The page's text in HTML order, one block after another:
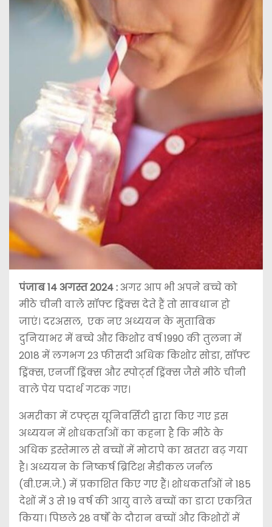
पंजाब 14 अगस्त 2024 :अगर आप भी अपने बच्चे को
मीठे चीनी वाले सॉफ्ट ड्रिंक्स देते हैं तो सावधान हो
जाएं। दरअसल, एक नए अध्ययन के मुताबिक
दुनियाभर में बच्चे और किशोर वर्ष 1990 की तुलना में
2018 में लगभग 23 फीसदी अधिक किशोर सोडा, सॉफ्ट
ड्रिंक्स, एनर्जी ड्रिंक्स और स्पोर्ट्स ड्रिंक्स जैसे मीठे चीनी
वाले पेय पदार्थ गटक गए।
अमरीका में टफ्ट्स यूनिवर्सिटी द्वारा किए गए इस
अध्ययन में शोधकर्ताओं का कहना है कि मीठे के
अधिक इस्तेमाल से बच्चों में मोटापे का खतरा बढ़ गया
है। अध्ययन के निष्कर्ष ब्रिटिश मैडीकल जर्नल
(बी.एम.जे.) में प्रकाशित किए गए हैं। शोधकर्ताओं ने 185
देशों में 3 से 19 वर्ष की आयु वाले बच्चों का डाटा एकत्रित
किया। पिछले 28 वर्षों के दौरान बच्चों और किशोरों में